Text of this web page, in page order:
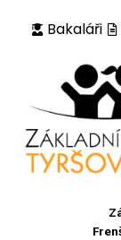
Bakaláři